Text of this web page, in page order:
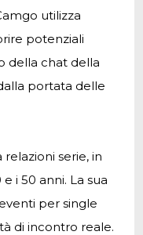
utilizza
potenziali
della chat della
portata delle
serie, in
i 50 anni. La sua
per single
di incontro reale.